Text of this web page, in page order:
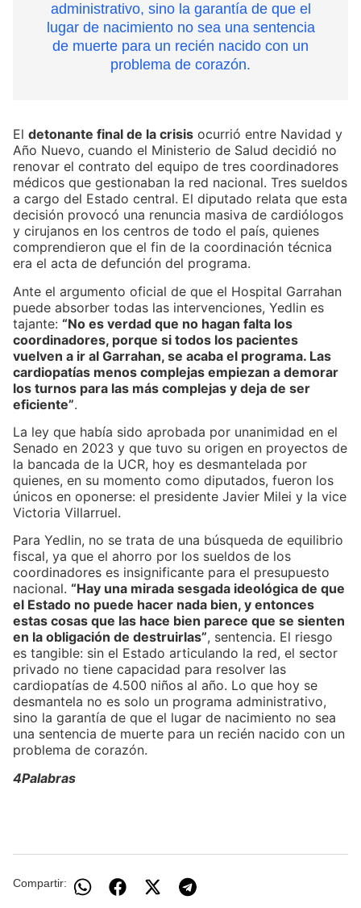
administrativo, sino la garantía de que el
lugar de nacimiento no sea una sentencia
de muerte para un recién nacido con un
problema de corazón.
El detonante final de la crisis ocurrió entre Navidad y
Año Nuevo, cuando el Ministerio de Salud decidió no
renovar el contrato del equipo de tres coordinadores
médicos que gestionaban la red nacional. Tres sueldos
a cargo del Estado central. El diputado relata que esta
decisión provocó una renuncia masiva de cardiólogos
y cirujanos en los centros de todo el país, quienes
comprendieron que el fin de la coordinación técnica
era el acta de defunción del programa.
Ante el argumento oficial de que el Hospital Garrahan
puede absorber todas las intervenciones, Yedlin es
tajante: “No es verdad que no hagan falta los
coordinadores, porque si todos los pacientes
vuelven a ir al Garrahan, se acaba el programa. Las
cardiopatías menos complejas empiezan a demorar
los turnos para las más complejas y deja de ser
eficiente”.
La ley que había sido aprobada por unanimidad en el
Senado en 2023 y que tuvo su origen en proyectos de
la bancada de la UCR, hoy es desmantelada por
quienes, en su momento como diputados, fueron los
únicos en oponerse: el presidente Javier Milei y la vice
Victoria Villarruel.
Para Yedlin, no se trata de una búsqueda de equilibrio
fiscal, ya que el ahorro por los sueldos de los
coordinadores es insignificante para el presupuesto
nacional. “Hay una mirada sesgada ideológica de que
el Estado no puede hacer nada bien, y entonces
estas cosas que las hace bien parece que se sienten
en la obligación de destruirlas”, sentencia. El riesgo
es tangible: sin el Estado articulando la red, el sector
privado no tiene capacidad para resolver las
cardiopatías de 4.500 niños al año. Lo que hoy se
desmantela no es solo un programa administrativo,
sino la garantía de que el lugar de nacimiento no sea
una sentencia de muerte para un recién nacido con un
problema de corazón.
4Palabras
Compartir: